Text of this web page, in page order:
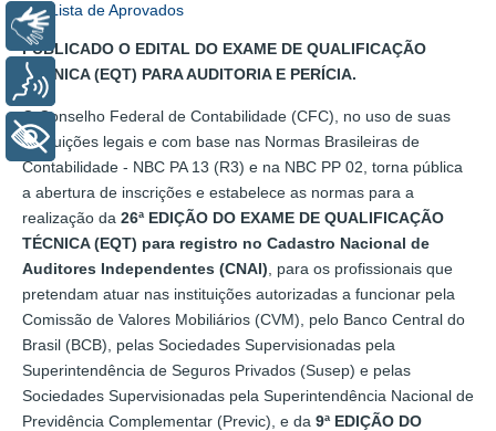
Lista de Aprovados
PUBLICADO O EDITAL DO EXAME DE QUALIFICAÇÃO
TÉCNICA (EQT) PARA AUDITORIA E PERÍCIA.
O Conselho Federal de Contabilidade (CFC), no uso de suas
atribuições legais e com base nas Normas Brasileiras de
Contabilidade - NBC PA 13 (R3) e na NBC PP 02, torna pública
a abertura de inscrições e estabelece as normas para a
realização da 26ª EDIÇÃO DO EXAME DE QUALIFICAÇÃO
TÉCNICA (EQT) para registro no Cadastro Nacional de
Auditores Independentes (CNAI) , para os profissionais que
pretendam atuar nas instituições autorizadas a funcionar pela
Comissão de Valores Mobiliários (CVM), pelo Banco Central do
Brasil (BCB), pelas Sociedades Supervisionadas pela
Superintendência de Seguros Privados (Susep) e pelas
Sociedades Supervisionadas pela Superintendência Nacional de
Previdência Complementar (Previc), e da 9ª EDIÇÃO DO
Voz
+ Acessibilidade